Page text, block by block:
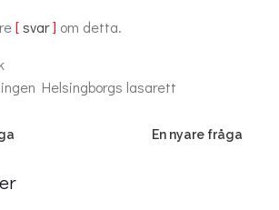
[svar] om detta.
Helsingborgs lasarett
PostEn nyare fråga